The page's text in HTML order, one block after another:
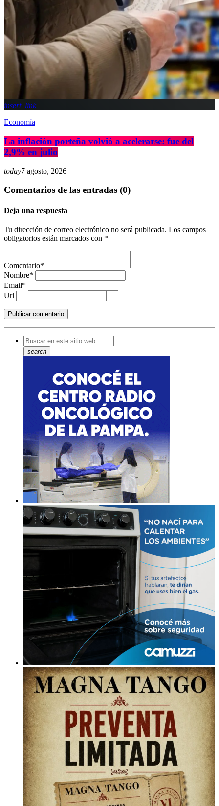
insert_link
Economía
La inflación porteña volvió a acelerarse: fue del
2,9% en julio
today7 agosto, 2026
Comentarios de las entradas (0)
Deja una respuesta
Tu dirección de correo electrónico no será publicada. Los campos
obligatorios están marcados con *
Comentario*
Nombre*
Email*
Url
search